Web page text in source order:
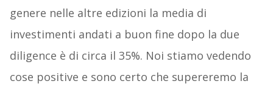
genere nelle altre edizioni la media di
investimenti andati a buon fine dopo la due
diligence è di circa il 35%. Noi stiamo vedendo
cose positive e sono certo che supereremo la